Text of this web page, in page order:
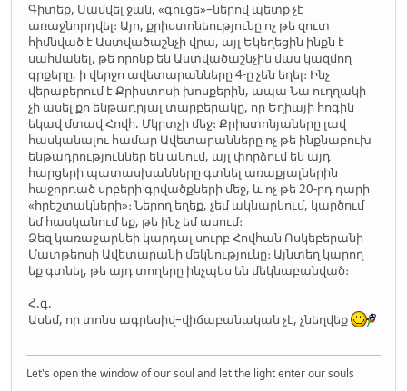
Գիտեք, Սամվել ջան, «գուցե»–ներով պետք չէ
առաջնորդվել։ Այո, քրիստոնեությունը ոչ թե զուտ
հիմնված է Աստվածաշնչի վրա, այլ Եկեղեցին ինքն է
սահմանել, թե որոնք են Աստվածաշնչին մաս կազմող
գրքերը, ի վերջո ավետարանները 4-ը չեն եղել։ Ինչ
վերաբերում է Քրիստոսի խոսքերին, ապա Նա ուղղակի
չի ասել քո ենթադրյալ տարբերակը, որ Եղիայի հոգին
եկավ մտավ Հովհ. Մկրտչի մեջ։ Քրիստոնյաները լավ
հասկանալու համար Ավետարանները ոչ թե ինքնաբուխ
ենթադրություններ են անում, այլ փորձում են այդ
հարցերի պատասխանները գտնել առաքյալներին
հաջորդած սրբերի գրվածքների մեջ, և ոչ թե 20-րդ դարի
«հրեշտակների»։ Ներող եղեք, չեմ ակնարկում, կարծում
եմ հասկանում եք, թե ինչ եմ ասում։
Ձեզ կառաջարկեի կարդալ սուրբ Հովհան Ոսկեբերանի
Մատթեոսի Ավետարանի մեկնությունը։ Այնտեղ կարող
եք գտնել, թե այդ տողերը ինչպես են մեկնաբանված։
Հ.գ.
Ասեմ, որ տոնս ագրեսիվ–վիճաբանական չէ, չնեղվեք
Let's open the window of our soul and let the light enter our souls